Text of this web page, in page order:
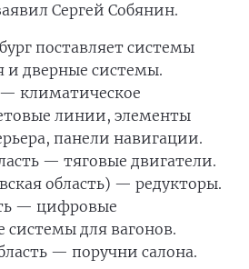
Сергей Собянин.
поставляет системы
и дверные системы.
— климатическое
линии, элементы
панели навигации.
— тяговые двигатели.
область) — редукторы.
— цифровые
для вагонов.
— поручни салона.